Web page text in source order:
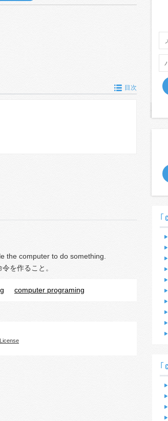
目次
the computer to do something.
を作ること。
computer programing
License
｢
｢